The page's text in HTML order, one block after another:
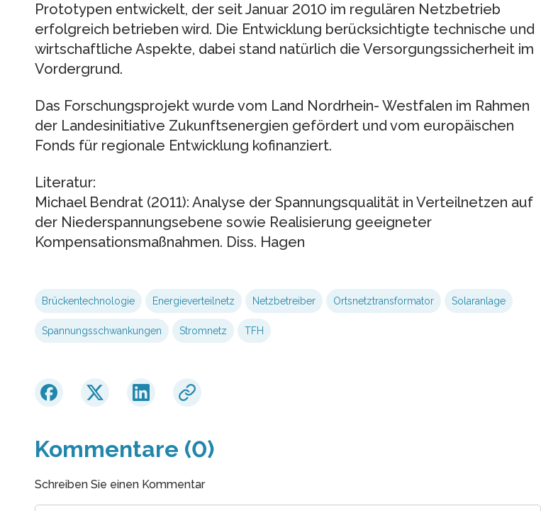
Prototypen entwickelt, der seit Januar 2010 im regulären Netzbetrieb
erfolgreich betrieben wird. Die Entwicklung berücksichtigte technische und
wirtschaftliche Aspekte, dabei stand natürlich die Versorgungssicherheit im
Vordergrund.
Das Forschungsprojekt wurde vom Land Nordrhein- Westfalen im Rahmen
der Landesinitiative Zukunftsenergien gefördert und vom europäischen
Fonds für regionale Entwicklung kofinanziert.
Literatur:
Michael Bendrat (2011): Analyse der Spannungsqualität in Verteilnetzen auf
der Niederspannungsebene sowie Realisierung geeigneter
Kompensationsmaßnahmen. Diss. Hagen
Brückentechnologie Energieverteilnetz Netzbetreiber Ortsnetztransformator Solaranlage
Spannungsschwankungen Stromnetz TFH
Kommentare (0)
Schreiben Sie einen Kommentar